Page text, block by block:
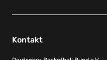
Kontakt